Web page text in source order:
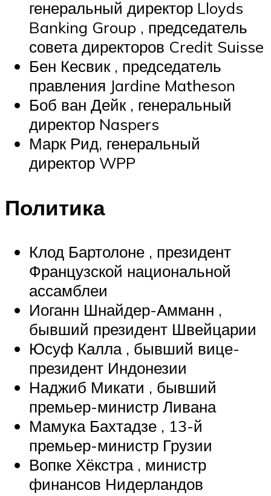
генеральный директор Lloyds
Banking Group , председатель
совета директоров Credit Suisse
Бен Кесвик , председатель
правления Jardine Matheson
Боб ван Дейк , генеральный
директор Naspers
Марк Рид, генеральный
директор WPP
Политика
Клод Бартолоне , президент
Французской национальной
ассамблеи
Иоганн Шнайдер-Амманн ,
бывший президент Швейцарии
Юсуф Калла , бывший вице-
президент Индонезии
Наджиб Микати , бывший
премьер-министр Ливана
Мамука Бахтадзе , 13-й
премьер-министр Грузии
Вопке Хёкстра , министр
финансов Нидерландов